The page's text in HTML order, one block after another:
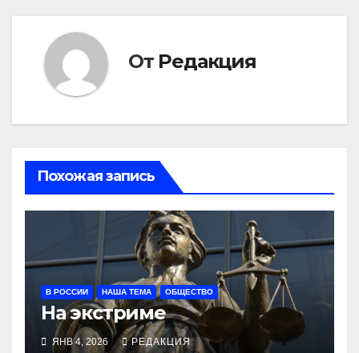
От Редакция
Похожая запись
В РОССИИ НАША ТЕМА ОБЩЕСТВО
На экстриме
ЯНВ 4, 2026 РЕДАКЦИЯ